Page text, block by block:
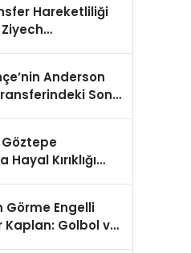
Hareketliliği
Anderson
Son
Hayal Kırıklığı
Görme Engelli
Kaplan: Golbol ve